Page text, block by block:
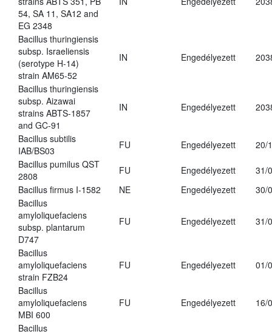
54, SA 11, SA12 and
EG 2348
Bacillus thuringiensis
subsp. Israeliensis
(serotype H-14)
strain AM65-52
IN Engedélyezett
Bacillus thuringiensis
subsp. Aizawai
strains ABTS-1857
and GC-91
IN Engedélyezett
Bacillus subtilis
IAB/BS03
FU Engedélyezett
20/
Bacillus pumilus QST
2808
FU Engedélyezett
31/
Bacillus firmus I-1582
NE Engedélyezett
30/
Bacillus
amyloliquefaciens
subsp. plantarum
D747
FU Engedélyezett 31/
Bacillus
amyloliquefaciens
strain FZB24
FU Engedélyezett 01/
Bacillus
amyloliquefaciens
MBI 600
FU Engedélyezett 16/
Bacillus